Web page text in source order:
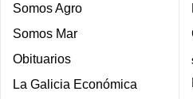
Somos Agro
Somos Mar
Obituarios
La Galicia Económica